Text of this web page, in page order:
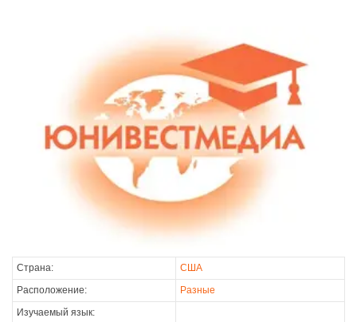
Страна:
США
Расположение:
Разные
Изучаемый язык: